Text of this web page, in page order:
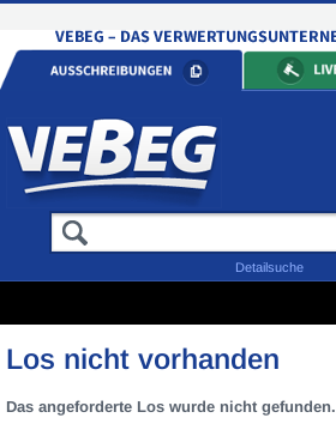
Detailsuche
Los nicht vorhanden
Das angeforderte Los wurde nicht gefunden.